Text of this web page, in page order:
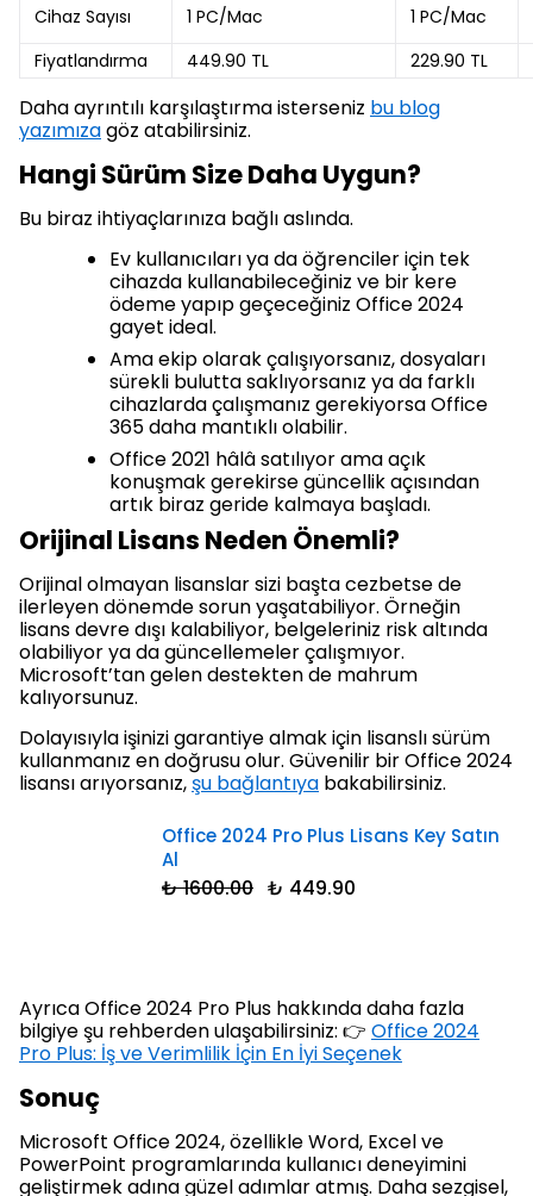
Cihaz Sayısı 1 PC/Mac
1 PC/Mac
Fiyatlandırma
449.90 TL 229.90 TL
Daha ayrıntılı karşılaştırma isterseniz bu blog
yazımızagöz atabilirsiniz.
Hangi Sürüm Size Daha Uygun?
Bu biraz ihtiyaçlarınıza bağlı aslında.
Ev kullanıcıları ya da öğrenciler için tek
cihazda kullanabileceğiniz ve bir kere
ödeme yapıp geçeceğiniz Office 2024
gayet ideal.
Ama ekip olarak çalışıyorsanız, dosyaları
sürekli bulutta saklıyorsanız ya da farklı
cihazlarda çalışmanız gerekiyorsa Office
365 daha mantıklı olabilir.
Office 2021 hâlâ satılıyor ama açık
konuşmak gerekirse güncellik açısından
artık biraz geride kalmaya başladı.
Orijinal Lisans Neden Önemli?
Orijinal olmayan lisanslar sizi başta cezbetse de
ilerleyen dönemde sorun yaşatabiliyor. Örneğin
lisans devre dışı kalabiliyor, belgeleriniz risk altında
olabiliyor ya da güncellemeler çalışmıyor.
Microsoft’tan gelen destekten de mahrum
kalıyorsunuz.
Dolayısıyla işinizi garantiye almak için lisanslı sürüm
kullanmanız en doğrusu olur. Güvenilir bir Office 2024
lisansı arıyorsanız,şu bağlantıya bakabilirsiniz.
Office 2024 Pro Plus Lisans Key Satın
Al
₺ 1600.00 ₺ 449.90
Ayrıca Office 2024 Pro Plus hakkında daha fazla
bilgiye şu rehberden ulaşabilirsiniz: 👉 Office 2024
Pro Plus: İş ve Verimlilik İçin En İyi Seçenek
Sonuç
Microsoft Office 2024, özellikle Word, Excel ve
PowerPoint programlarında kullanıcı deneyimini
geliştirmek adına güzel adımlar atmış. Daha sezgisel,